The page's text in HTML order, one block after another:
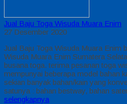
Jual Baju Toga Wisuda Muara Enim
27 Desember 2020
Jual Baju Toga Wisuda Muara Enim
Wisuda Muara Enim Sumatera
busana toga. terima pesanan toga
mempunyai beberapa model bahan
sekian banyak bahan/kain yang
satunya : bahan bestway, bahan
selengkapnya